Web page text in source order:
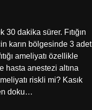
30 dakika sürer. Fıtığın
karın bölgesinde 3 adet
ameliyatı özellikle
hasta anestezi altına
riskli mi? Kasık
doku…